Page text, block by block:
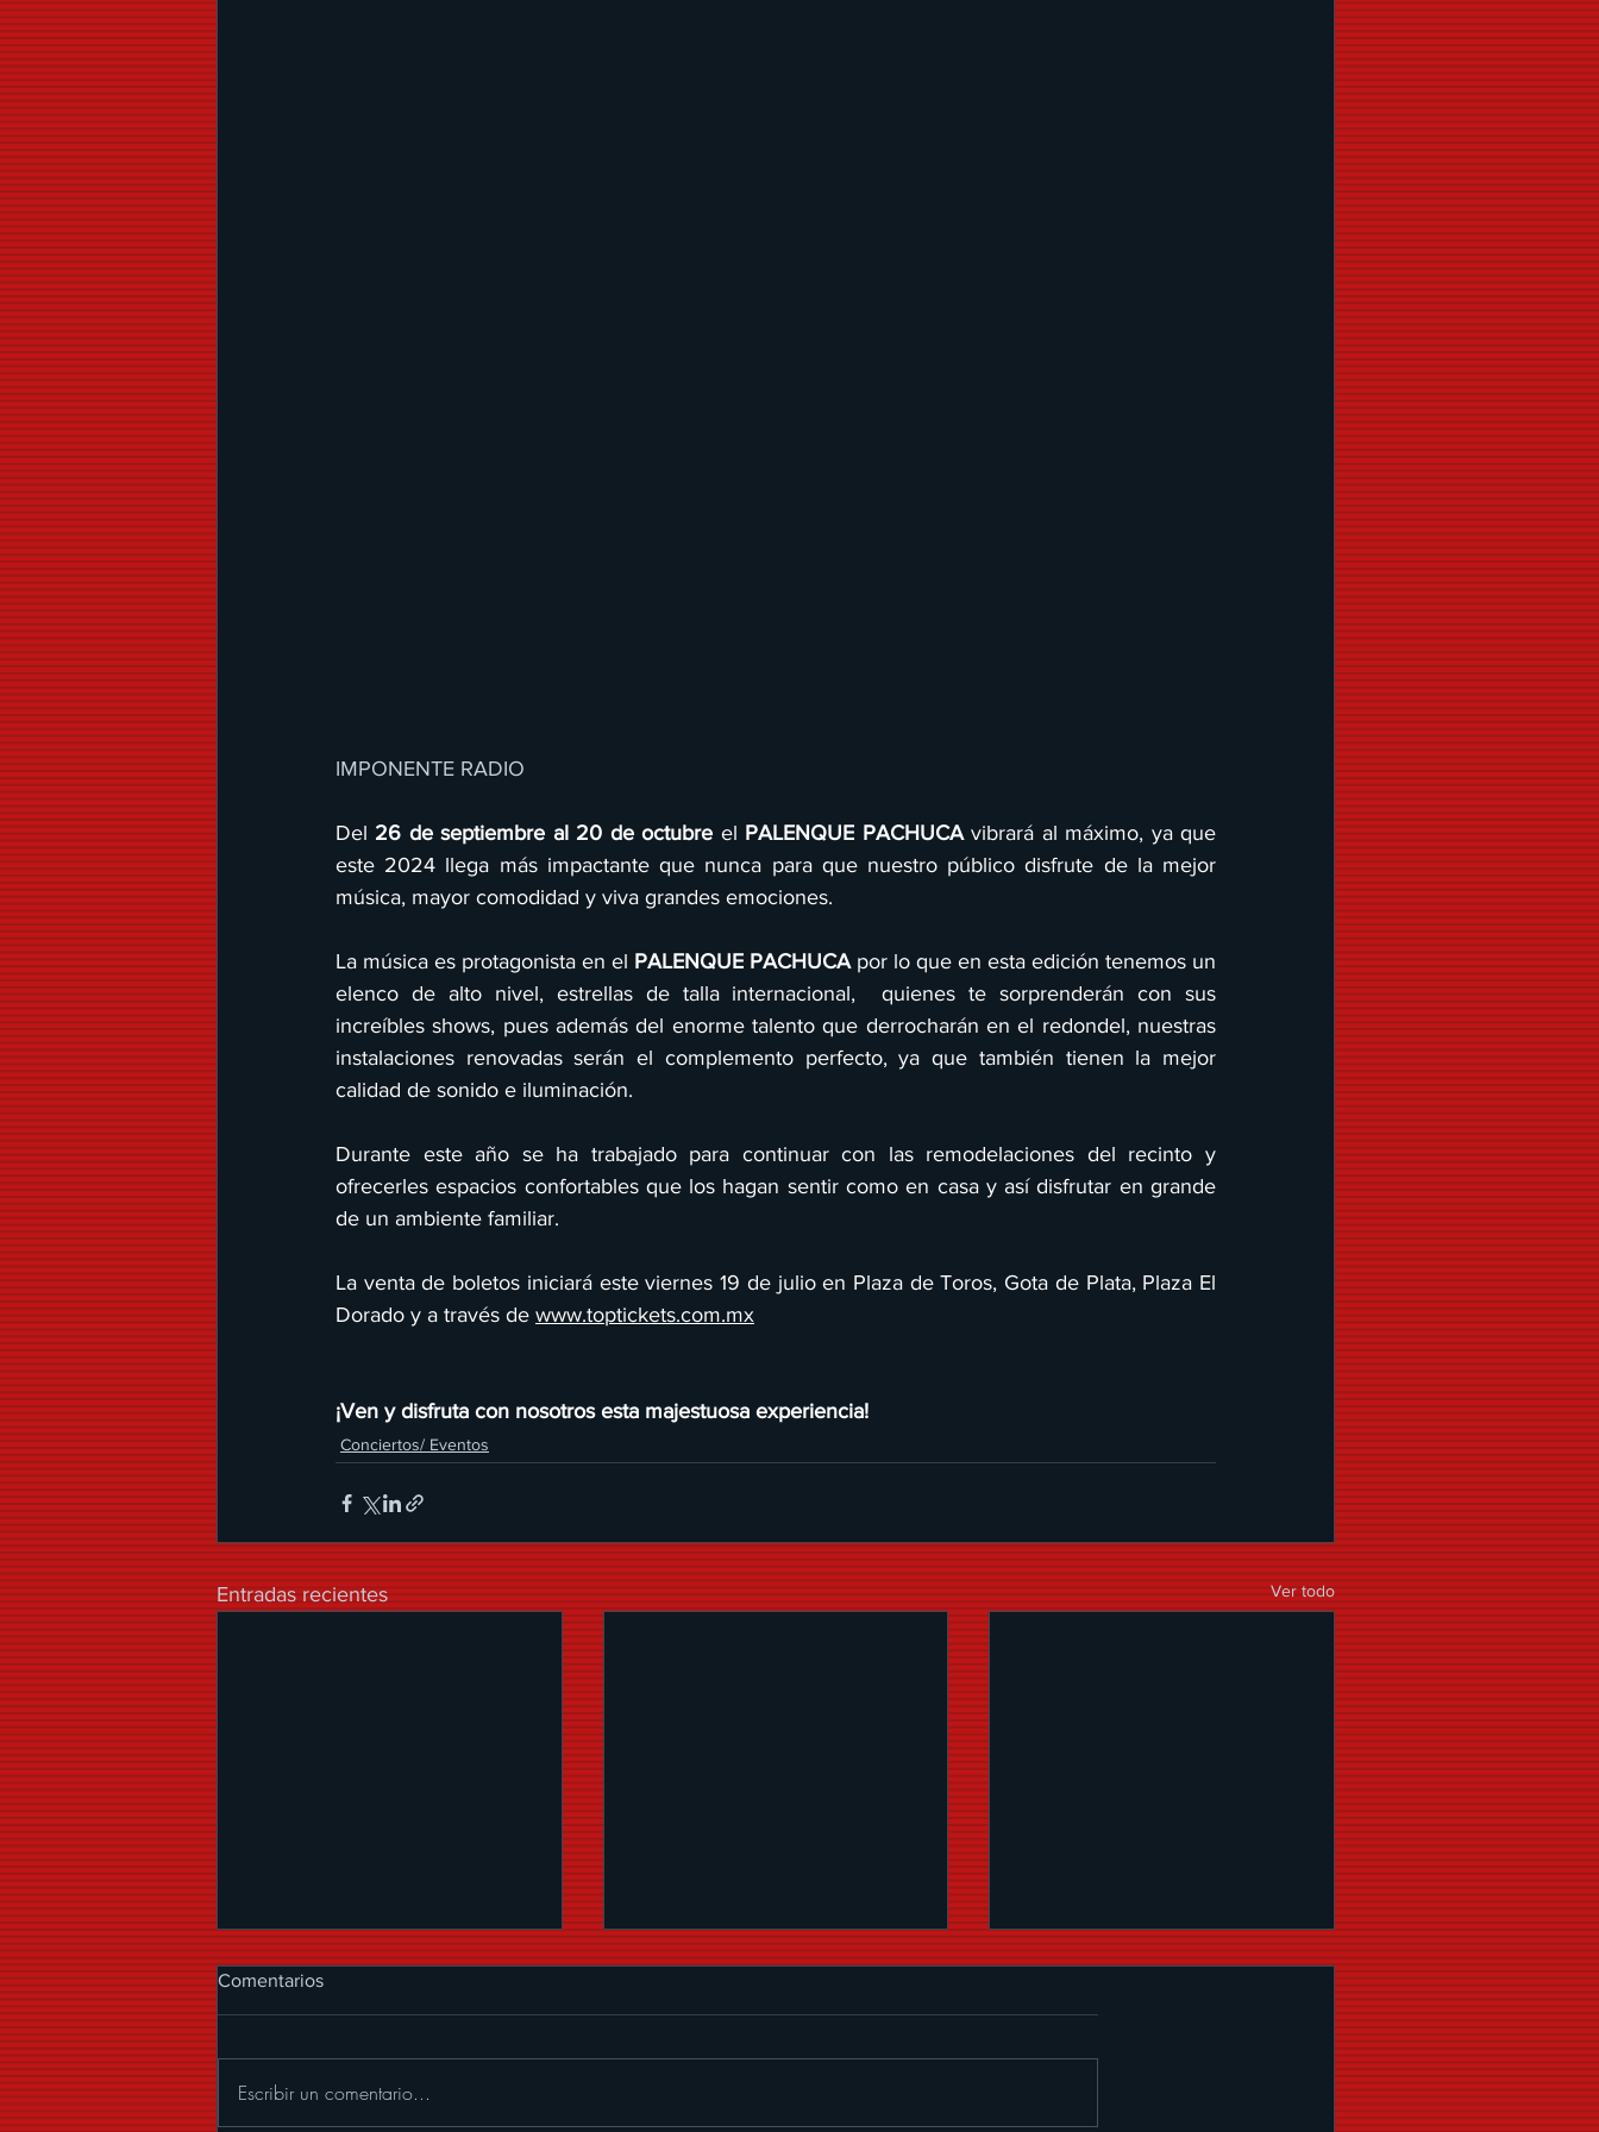
IMPONENTE RADIO
Del 26 de septiembre al 20 de octubre el PALENQUE PACHUCA vibrará al máximo, ya que
este 2024 llega más impactante que nunca para que nuestro público disfrute de la mejor
música, mayor comodidad y viva grandes emociones.
La música es protagonista en el PALENQUE PACHUCA por lo que en esta edición tenemos un
elenco de alto nivel, estrellas de talla internacional,  quienes te sorprenderán con sus
increíbles shows, pues además del enorme talento que derrocharán en el redondel, nuestras
instalaciones renovadas serán el complemento perfecto, ya que también tienen la mejor
calidad de sonido e iluminación.
Durante este año se ha trabajado para continuar con las remodelaciones del recinto y
ofrecerles espacios confortables que los hagan sentir como en casa y así disfrutar en grande
de un ambiente familiar.
La venta de boletos iniciará este viernes 19 de julio en Plaza de Toros, Gota de Plata, Plaza El
Dorado y a través de www.toptickets.com.mx
¡Ven y disfruta con nosotros esta majestuosa experiencia!
Conciertos/ Eventos
Entradas recientes Ver todo
Comentarios
Escribir un comentario...